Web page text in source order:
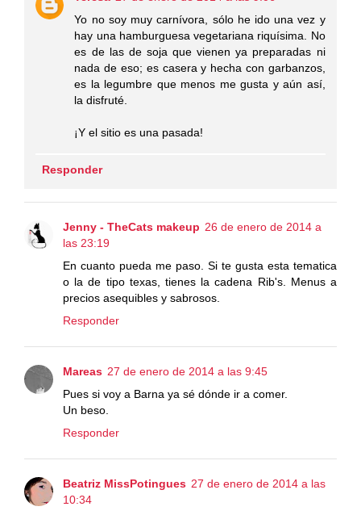
Yo no soy muy carnívora, sólo he ido una vez y
hay una hamburguesa vegetariana riquísima. No
es de las de soja que vienen ya preparadas ni
nada de eso; es casera y hecha con garbanzos,
es la legumbre que menos me gusta y aún así,
la disfruté.
¡Y el sitio es una pasada!
Responder
Jenny - TheCats makeup 26 de enero de 2014 a
las 23:19
En cuanto pueda me paso. Si te gusta esta tematica
o la de tipo texas, tienes la cadena Rib's. Menus a
precios asequibles y sabrosos.
Responder
Mareas 27 de enero de 2014 a las 9:45
Pues si voy a Barna ya sé dónde ir a comer.
Un beso.
Responder
Beatriz MissPotingues 27 de enero de 2014 a las
10:34